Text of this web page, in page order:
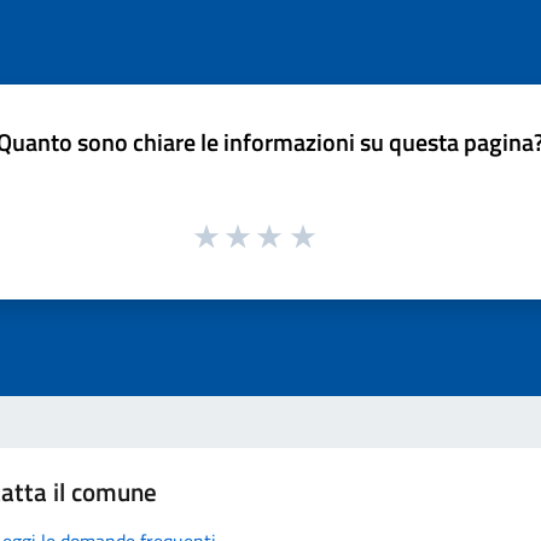
sono chiare le informazioni su questa
il comune